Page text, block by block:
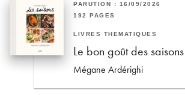
PARUTION : 16/09/2026
192 PAGES
LIVRES THÉMATIQUES
Le bon goût des saisons
Mégane Ardérighi